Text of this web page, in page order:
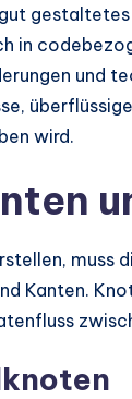
in
und
wird.
muss
Kanten.